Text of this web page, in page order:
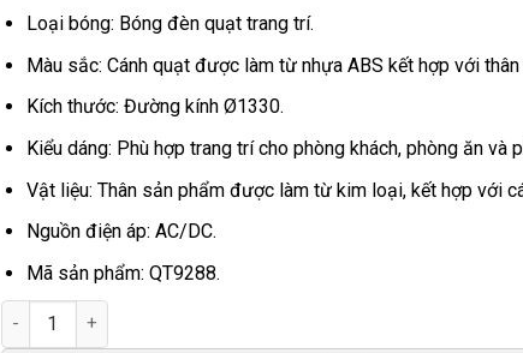
Loại bóng: Bóng đèn quạt trang trí.
Màu sắc: Cánh quạt được làm từ nhựa ABS kết hợp với
Kích thước: Đường kính Ø1330.
Kiểu dáng: Phù hợp trang trí cho phòng khách, phòng ăn và
Vật liệu: Thân sản phẩm được làm từ kim loại, kết hợp với
Nguồn điện áp: AC/DC.
Mã sản phẩm: QT9288.
Quạt Sát Trần 3 Cánh Trắng QT9288/T số lượng